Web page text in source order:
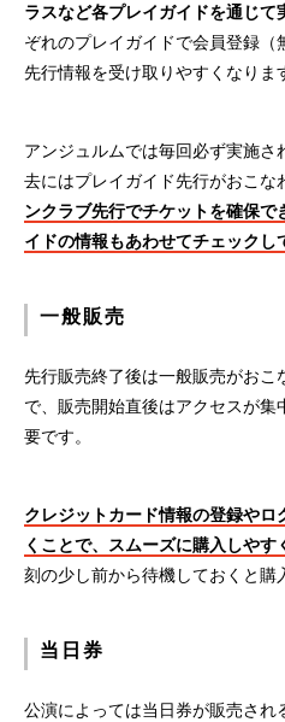
ラスなど各プレイガイドを通じて
ぞれのプレイガイドで会員登録（
先行情報を受け取りやすくなりま
アンジュルムでは毎回必ず実施
去にはプレイガイド先行がおこな
ンクラブ先行でチケットを確保
イドの情報もあわせてチェックし
一般販売
先行販売終了後は一般販売がお
で、販売開始直後はアクセスが
要です。
クレジットカード情報の登録や
くことで、スムーズに購入しやす
刻の少し前から待機しておくと購
当日券
公演によっては当日券が販売され